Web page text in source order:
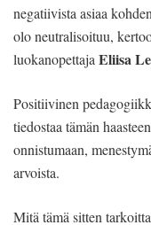
negatiivista asiaa
olo neutralisoituu,
luokanopettaja Eliisa
Positiivinen
tiedostaa tämän
onnistumaan,
arvoista.
Mitä tämä sitten